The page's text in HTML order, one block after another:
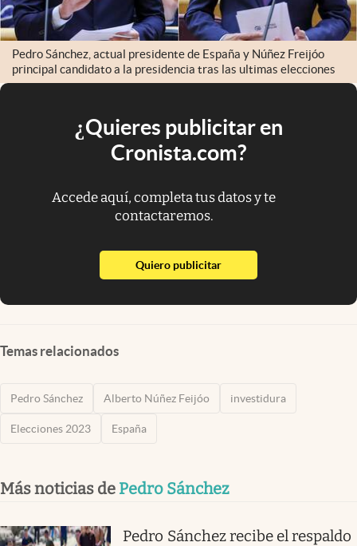
Pedro Sánchez, actual presidente de España y Núñez Freijóo
principal candidato a la presidencia tras las ultimas elecciones
¿Quieres publicitar en
Cronista.com?
Accede aquí, completa tus datos y te
contactaremos.
Quiero publicitarabre en nueva pestaña
Temas relacionados
Pedro Sánchez Alberto Núñez Feijóo investidura
Elecciones 2023 España
Más noticias de Pedro Sánchez
Pedro Sánchez recibe el respaldo